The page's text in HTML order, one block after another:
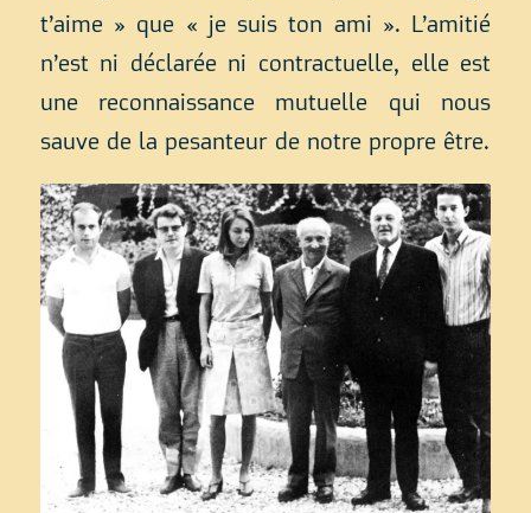
t’aime » que « je suis ton ami ». L’amitié
n’est ni déclarée ni contractuelle, elle est
une reconnaissance mutuelle qui nous
sauve de la pesanteur de notre propre être.